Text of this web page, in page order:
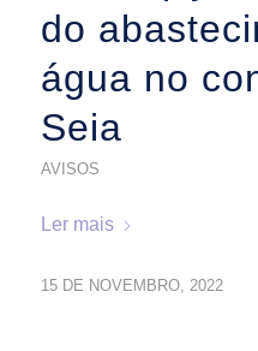
do
água no
Seia
AVISOS
Ler mais
15 DE NOVEMBRO, 2022